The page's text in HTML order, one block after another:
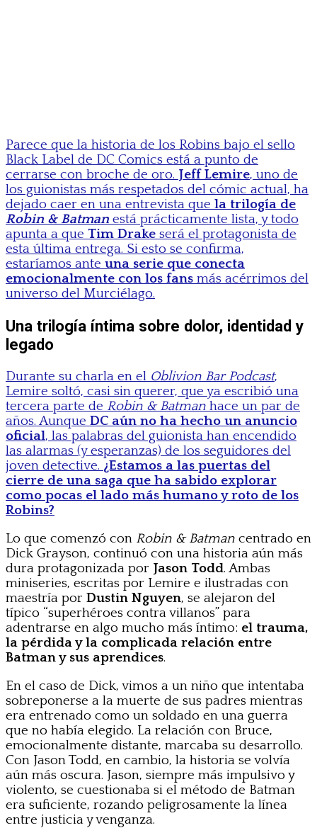
Parece que la historia de los Robins bajo el sello
Black Label de DC Comics está a punto de
cerrarse con broche de oro. Jeff Lemire, uno de
los guionistas más respetados del cómic actual, ha
dejado caer en una entrevista que la trilogía de
Robin & Batman está prácticamente lista, y todo
apunta a que Tim Drake será el protagonista de
esta última entrega. Si esto se confirma,
estaríamos ante una serie que conecta
emocionalmente con los fans más acérrimos del
universo del Murciélago.
Una trilogía íntima sobre dolor, identidad y
legado
Durante su charla en el Oblivion Bar Podcast,
Lemire soltó, casi sin querer, que ya escribió una
tercera parte de Robin & Batman hace un par de
años. Aunque DC aún no ha hecho un anuncio
oficial, las palabras del guionista han encendido
las alarmas (y esperanzas) de los seguidores del
joven detective. ¿Estamos a las puertas del
cierre de una saga que ha sabido explorar
como pocas el lado más humano y roto de los
Robins?
Lo que comenzó con Robin & Batman centrado en
Dick Grayson, continuó con una historia aún más
dura protagonizada por Jason Todd. Ambas
miniseries, escritas por Lemire e ilustradas con
maestría por Dustin Nguyen, se alejaron del
típico “superhéroes contra villanos” para
adentrarse en algo mucho más íntimo: el trauma,
la pérdida y la complicada relación entre
Batman y sus aprendices.
En el caso de Dick, vimos a un niño que intentaba
sobreponerse a la muerte de sus padres mientras
era entrenado como un soldado en una guerra
que no había elegido. La relación con Bruce,
emocionalmente distante, marcaba su desarrollo.
Con Jason Todd, en cambio, la historia se volvía
aún más oscura. Jason, siempre más impulsivo y
violento, se cuestionaba si el método de Batman
era suficiente, rozando peligrosamente la línea
entre justicia y venganza.